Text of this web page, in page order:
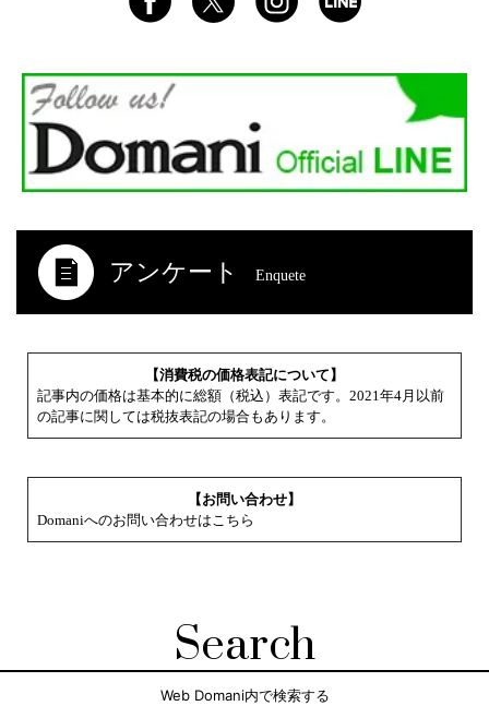
アンケート Enquete
【消費税の価格表記について】
記事内の価格は基本的に総額（税込）表記です。2021年4月以前
の記事に関しては税抜表記の場合もあります。
【お問い合わせ】
Domaniへのお問い合わせはこちら
Search
Web Domani内で検索する